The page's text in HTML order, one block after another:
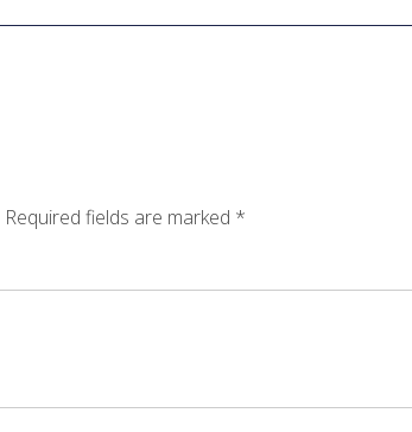
Required fields are marked *